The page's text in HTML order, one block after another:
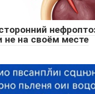
не на своём месте